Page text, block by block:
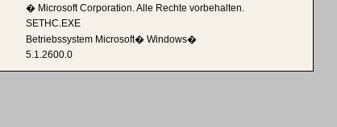
� Microsoft Corporation. Alle Rechte vorbehalten.
SETHC.EXE
Betriebssystem Microsoft� Windows�
5.1.2600.0